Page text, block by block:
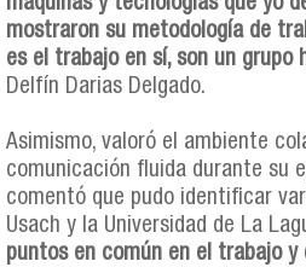
mostraron su metodología de
es el trabajo en sí, son un grupo
Delfín Darias Delgado.
Asimismo, valoró el ambiente
comunicación fluida durante su
comentó que pudo identificar
Usach y la Universidad de La
puntos en común en el trabajo y